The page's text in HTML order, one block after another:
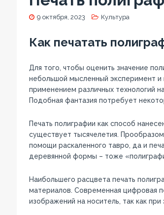
9 октября, 2023 Культура
Как печатать
Для того, чтобы оценить значение
небольшой мысленный эксперимент и
применением различных технологий
Подобная фантазия потребует
Печать полиграфии как способ
существует тысячелетия.
помощи раскаленного тавро, да и
деревянной формы – тоже
Наибольшего расцвета печать
материалов. Современная цифровая
изображений на носитель, так как